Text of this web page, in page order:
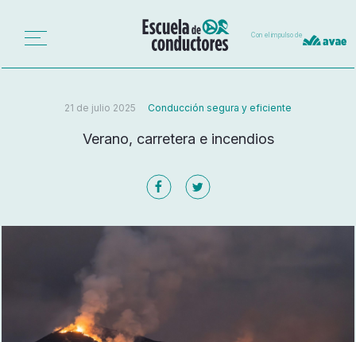
Con el impulso de
21 de julio 2025 Conducción segura y eficiente
Verano, carretera e incendios